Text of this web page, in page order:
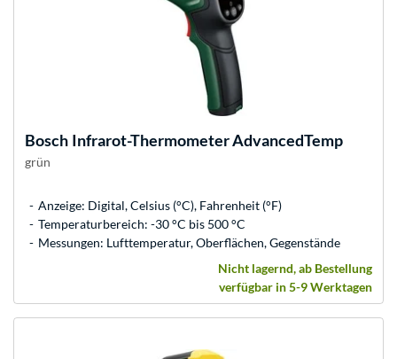
Bosch Infrarot-Thermometer AdvancedTemp
grün
Anzeige: Digital, Celsius (°C), Fahrenheit (°F)
Temperaturbereich: -30 °C bis 500 °C
Messungen: Lufttemperatur, Oberflächen, Gegenstände
Nicht lagernd, ab Bestellung
verfügbar in 5-9 Werktagen